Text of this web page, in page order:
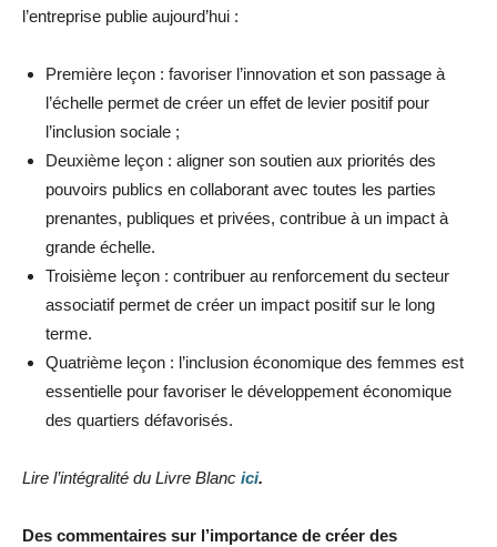
l’entreprise publie aujourd’hui :
Première leçon : favoriser l’innovation et son passage à
l’échelle permet de créer un effet de levier positif pour
l’inclusion sociale ;
Deuxième leçon : aligner son soutien aux priorités des
pouvoirs publics en collaborant avec toutes les parties
prenantes, publiques et privées, contribue à un impact à
grande échelle.
Troisième leçon : contribuer au renforcement du secteur
associatif permet de créer un impact positif sur le long
terme.
Quatrième leçon : l’inclusion économique des femmes est
essentielle pour favoriser le développement économique
des quartiers défavorisés.
Lire l’intégralité du Livre Blanc ici.
Des commentaires sur l’importance de créer des